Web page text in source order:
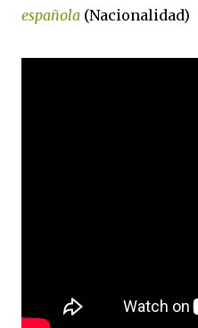
española (Nacionalidad)